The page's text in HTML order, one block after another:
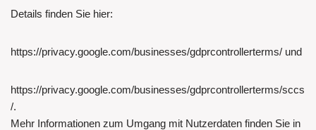
Details finden Sie hier:
https://privacy.google.com/businesses/gdprcontrollerterms/ und
https://privacy.google.com/businesses/gdprcontrollerterms/sccs
/.
Mehr Informationen zum Umgang mit Nutzerdaten finden Sie in